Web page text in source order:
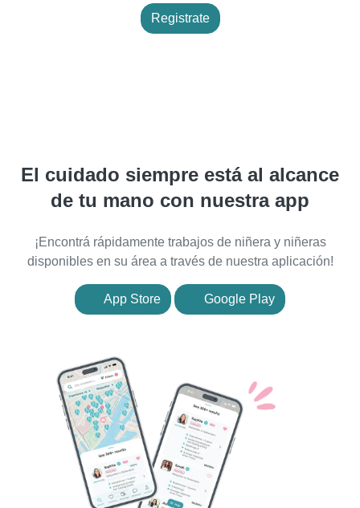
Registrate
El cuidado siempre está al alcance
de tu mano con nuestra app
¡Encontrá rápidamente trabajos de niñera y niñeras
disponibles en su área a través de nuestra aplicación!
App Store Google Play